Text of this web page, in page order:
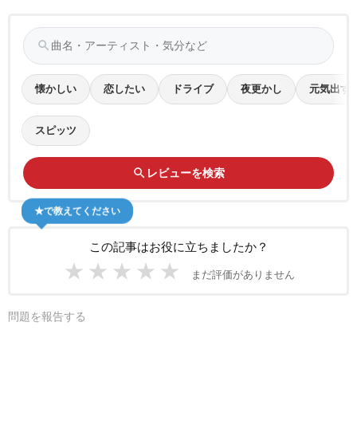
search
懐かしい 恋したい ドライブ 夜更かし 元気出す
スピッツ
search レビューを検索
この記事はお役に立ちましたか？
★ ★ ★ ★ ★ まだ評価がありません
★で教えてください
問題を報告する